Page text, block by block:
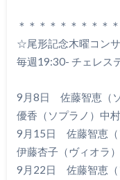
＊＊＊＊＊＊＊＊＊
☆尾形記念木曜コン
毎週19:30- チェレス
9月8日 佐藤智恵（
優香（ソプラノ）中
9月15日 佐藤智恵（
伊藤杏子（ヴィオラ
9月22日 佐藤智恵（